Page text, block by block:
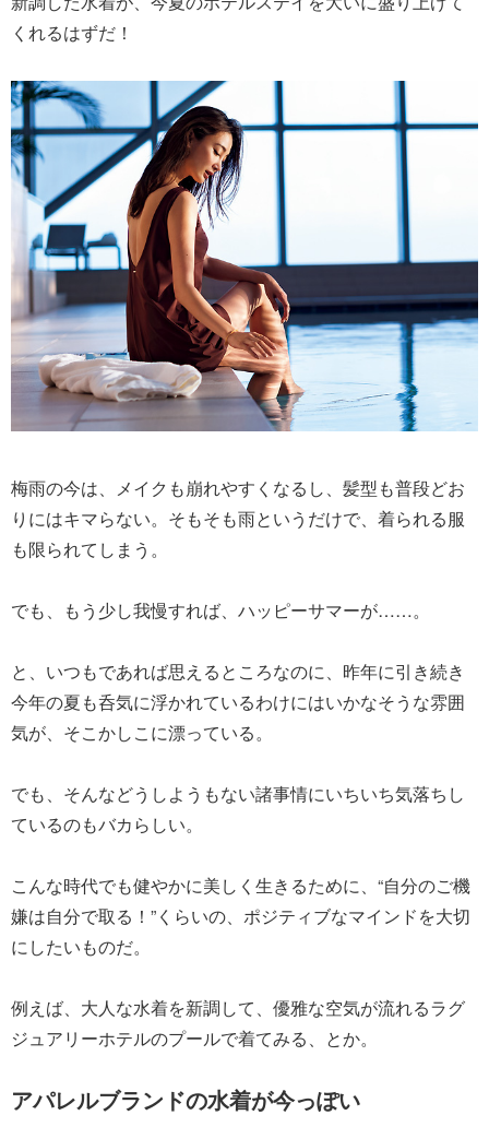
くれるはずだ！
梅雨の今は、メイクも崩れやすくなるし、髪型も普段どお
りにはキマらない。そもそも雨というだけで、着られる服
も限られてしまう。
でも、もう少し我慢すれば、ハッピーサマーが……。
と、いつもであれば思えるところなのに、昨年に引き続き
今年の夏も呑気に浮かれているわけにはいかなそうな雰囲
気が、そこかしこに漂っている。
でも、そんなどうしようもない諸事情にいちいち気落ちし
ているのもバカらしい。
こんな時代でも健やかに美しく生きるために、“自分のご機
嫌は自分で取る！”くらいの、ポジティブなマインドを大切
にしたいものだ。
例えば、大人な水着を新調して、優雅な空気が流れるラグ
ジュアリーホテルのプールで着てみる、とか。
アパレルブランドの水着が今っぽい